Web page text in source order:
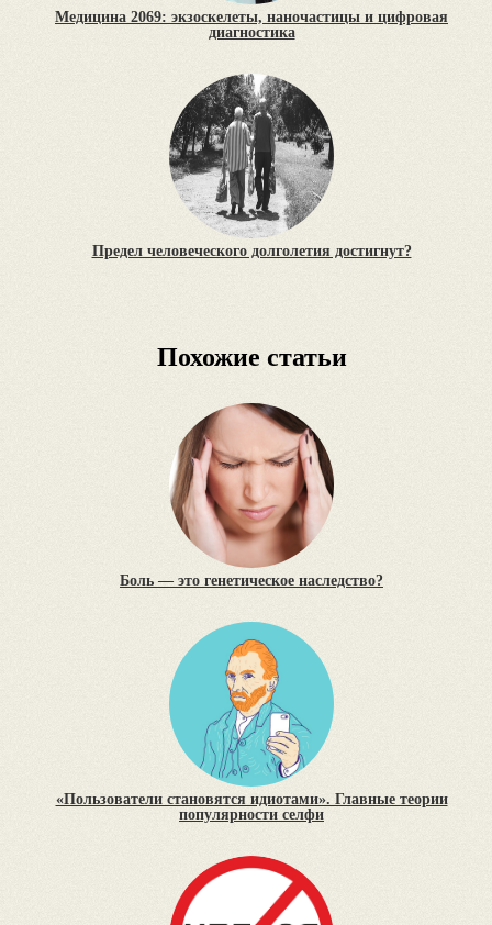
Медицина 2069: экзоскелеты, наночастицы и цифровая
диагностика
Предел человеческого долголетия достигнут?
Похожие статьи
Боль — это генетическое наследство?
«Пользователи становятся идиотами». Главные теории
популярности селфи